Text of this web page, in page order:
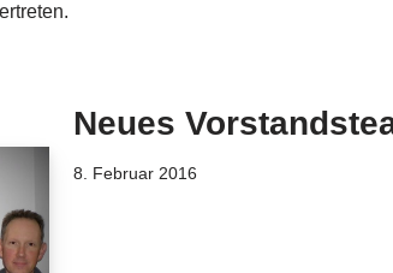
Neues
8. Februar 2016